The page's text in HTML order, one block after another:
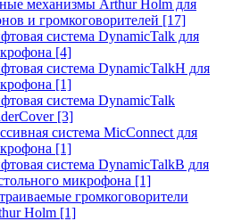
механизмы Arthur Holm для
и громкоговорителей [17]
система DynamicTalk для
[4]
система DynamicTalkH для
[1]
система DynamicTalk
[3]
система MicConnect для
[1]
система DynamicTalkB для
микрофона [1]
громкоговорители
Holm [1]